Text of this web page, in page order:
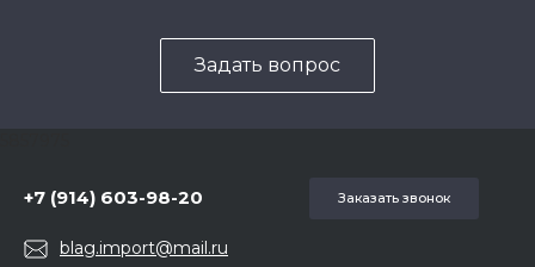
Задать вопрос
+7 (914) 603-98-20 Заказать звонок
blag.import@mail.ru